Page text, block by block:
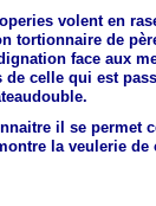
volent en
tortionnaire de
face aux
celle qui est
il se permet
la veulerie de